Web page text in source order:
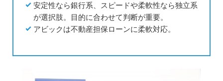
安定性なら銀行系、スピードや柔軟性なら独立系
が選択肢。目的に合わせて判断が重要。
アビックは不動産担保ローンに柔軟対応。